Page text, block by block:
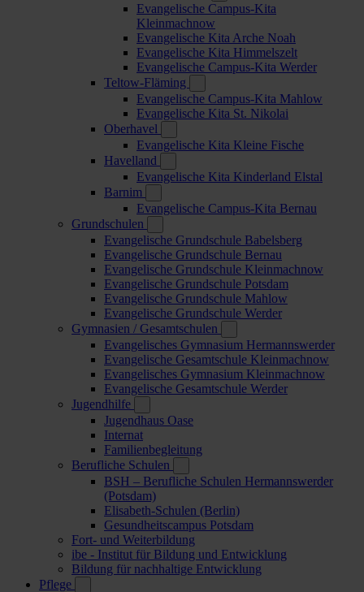
Evangelische Campus-Kita
Kleinmachnow
Evangelische Kita Arche Noah
Evangelische Kita Himmelszelt
Evangelische Campus-Kita Werder
Teltow-Fläming
Evangelische Campus-Kita Mahlow
Evangelische Kita St. Nikolai
Oberhavel
Evangelische Kita Kleine Fische
Havelland
Evangelische Kita Kinderland Elstal
Barnim
Evangelische Campus-Kita Bernau
Grundschulen
Evangelische Grundschule Babelsberg
Evangelische Grundschule Bernau
Evangelische Grundschule Kleinmachnow
Evangelische Grundschule Potsdam
Evangelische Grundschule Mahlow
Evangelische Grundschule Werder
Gymnasien / Gesamtschulen
Evangelisches Gymnasium Hermannswerder
Evangelische Gesamtschule Kleinmachnow
Evangelisches Gymnasium Kleinmachnow
Evangelische Gesamtschule Werder
Jugendhilfe
Jugendhaus Oase
Internat
Familienbegleitung
Berufliche Schulen
BSH – Berufliche Schulen Hermannswerder
(Potsdam)
Elisabeth-Schulen (Berlin)
Gesundheitscampus Potsdam
Fort- und Weiterbildung
ibe - Institut für Bildung und Entwicklung
Bildung für nachhaltige Entwicklung
Pflege